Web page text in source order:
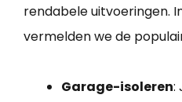
rendabele uitvoeringen.
vermelden we de
Garage-isoleren: